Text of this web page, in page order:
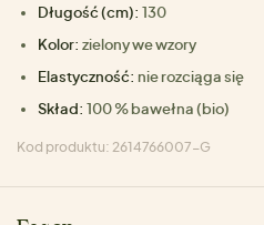
Długość (cm): 130
Kolor: zielony we wzory
Elastyczność: nie rozciąga się
Skład: 100 % bawełna (bio)
Kod produktu: 2614766007-G